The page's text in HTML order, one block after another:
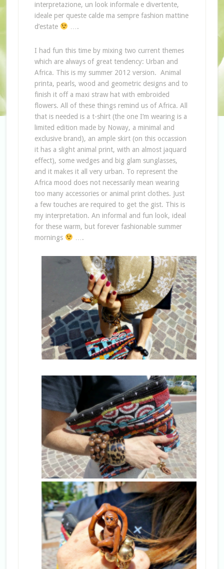
interpretazione, un look informale e divertente,
ideale per queste calde ma sempre fashion mattine
d’estate
….
I had fun this time by mixing two current themes
which are always of great tendency: Urban and
Africa. This is my summer 2012 version. Animal
printa, pearls, wood and geometric designs and to
finish it off a maxi straw hat with embroided
flowers. All of these things remind us of Africa. All
that is needed is a t-shirt (the one I’m wearing is a
limited edition made by Noway, a minimal and
exclusive brand), an ample skirt (on this occassion
it has a slight animal print, with an almost jaquard
effect), some wedges and big glam sunglasses,
and it makes it all very urban. To represent the
Africa mood does not necessarily mean wearing
too many accessories or animal print clothes. Just
a few touches are required to get the gist. This is
my interpretation. An informal and fun look, ideal
for these warm, but forever fashionable summer
mornings
….